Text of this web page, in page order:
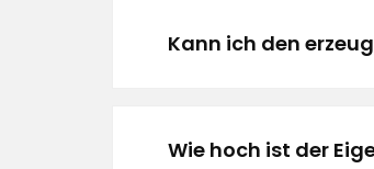
Kann ich den
Wie hoch ist der